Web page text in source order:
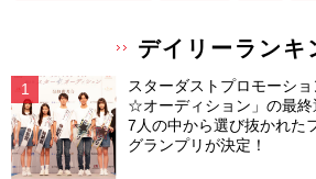
デイリーランキ
スターダストプロモーシ
☆オーディション」の最
7人の中から選び抜かれた
グランプリが決定！